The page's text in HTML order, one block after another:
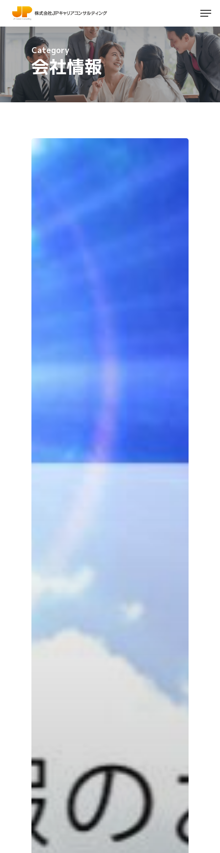
main
content
Category
会社情報
Close
Menu